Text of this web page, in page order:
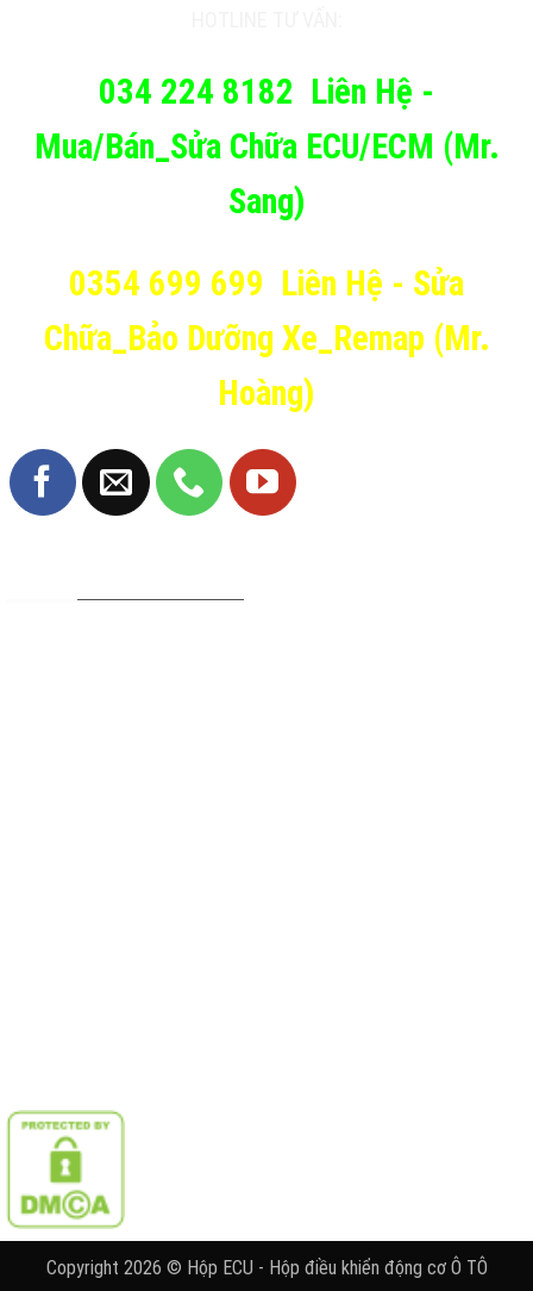
034 224 8182 Liên Hệ -
Mua/Bán_Sửa Chữa ECU/ECM (Mr.
Sang)
0354 699 699 Liên Hệ - Sửa
Chữa_Bảo Dưỡng Xe_Remap (Mr.
Hoàng)
Copyright 2026 © Hộp ECU - Hộp điều khiển động cơ Ô TÔ